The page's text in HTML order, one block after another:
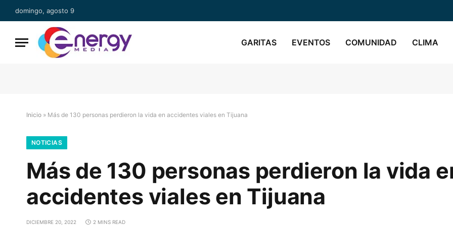
domingo, agosto 9
GARITAS EVENTOS COMUNIDAD CLIMA
Inicio » Más de 130 personas perdieron la vida en accidentes viales en Tijuana
NOTICIAS
Más de 130 personas perdieron la vida
accidentes viales en Tijuana
DICIEMBRE 20, 2022 2 MINS READ